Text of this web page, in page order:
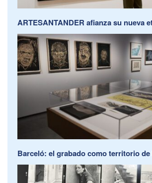
ARTESANTANDER afianza su nueva
Barceló: el grabado como territorio